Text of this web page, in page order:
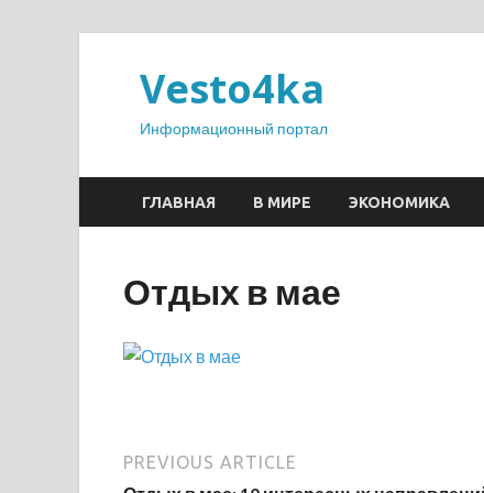
Vesto4ka
Информационный портал
ГЛАВНАЯ В МИРЕ ЭКОНОМИКА
Отдых в мае
PREVIOUS ARTICLE